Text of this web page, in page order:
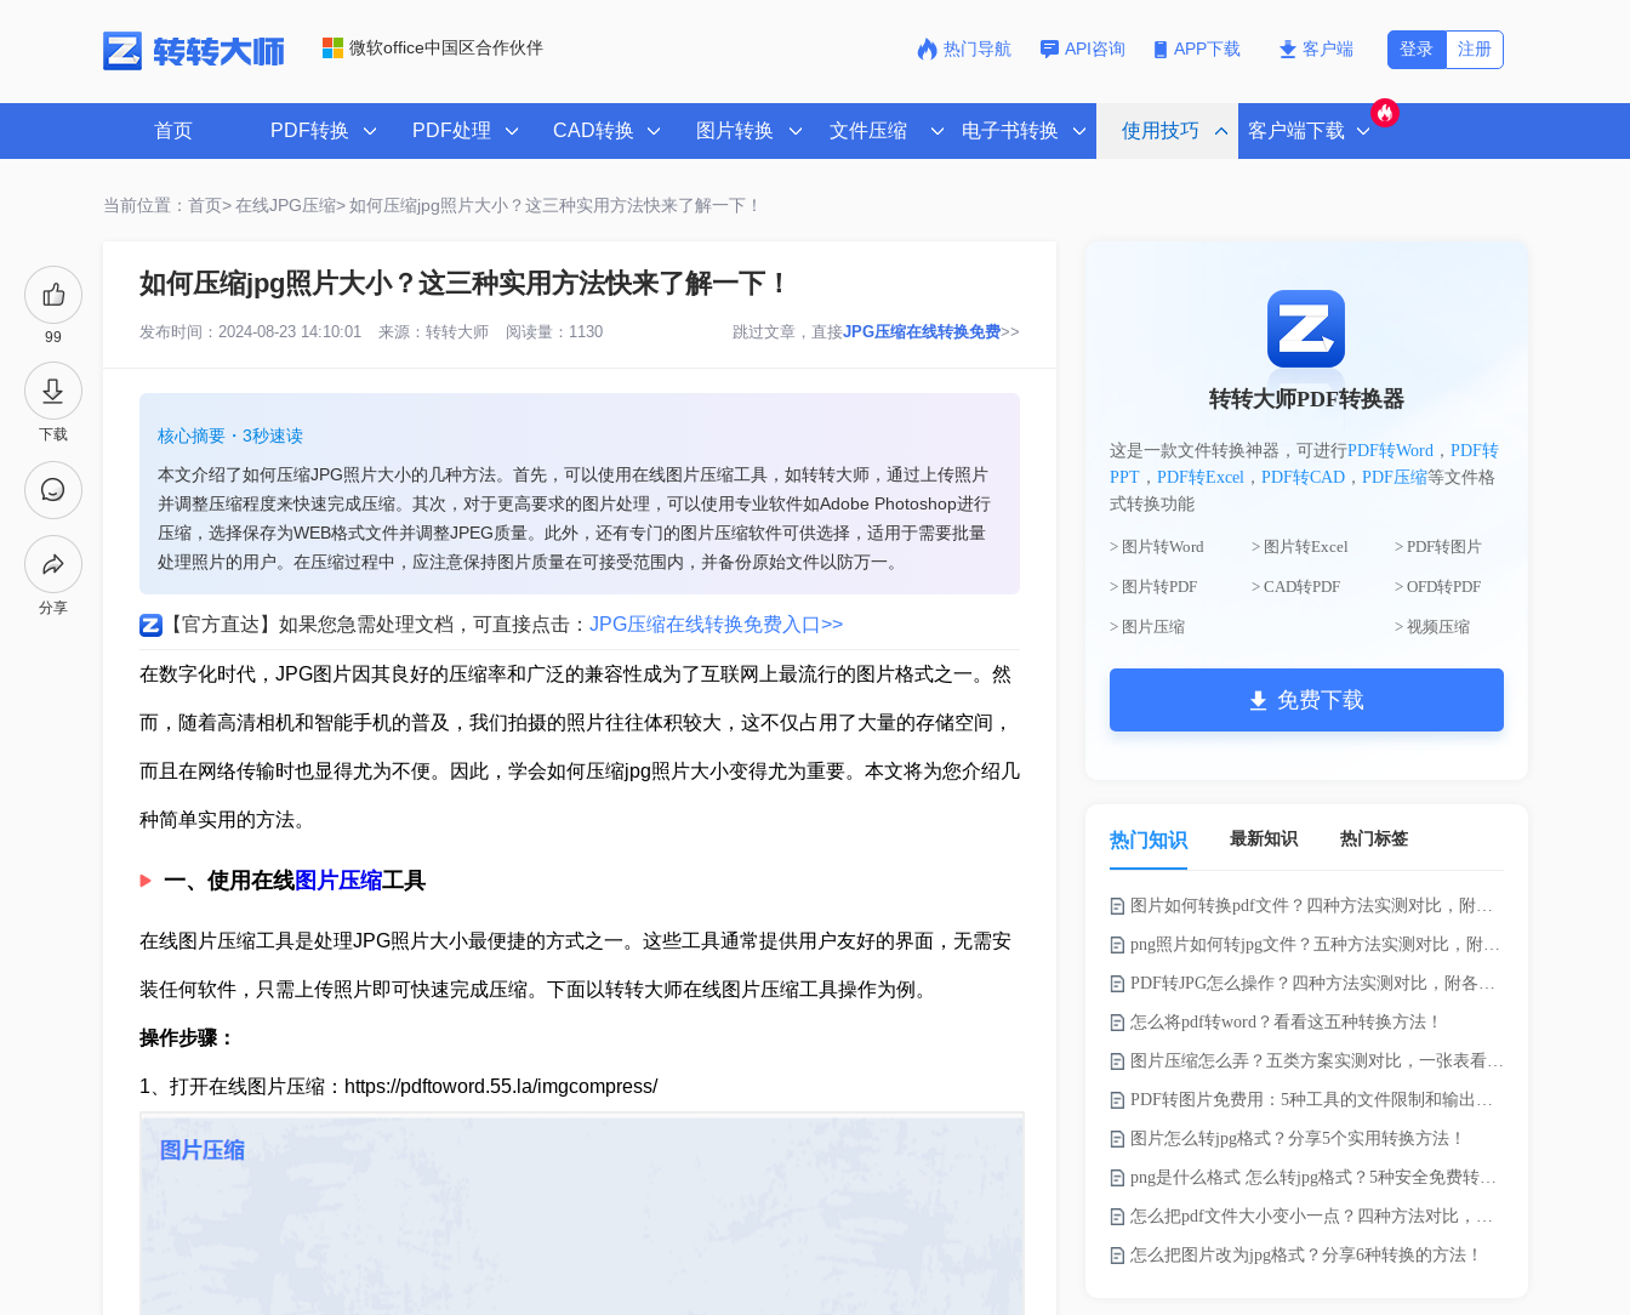
微软office中国区合作伙伴 热门导航 API咨询 APP下载 客户端 注册
登录
首页 PDF转换 PDF处理 CAD转换 图片转换 文件压缩 电子书转换 使用技巧 客户端下载
当前位置：首页> 在线JPG压缩> 如何压缩jpg照片大小？这三种实用方法快来了解一下！
99
下载
分享
如何压缩jpg照片大小？这三种实用方法快来了解一下！
发布时间：2024-08-23 14:10:01 来源： 转转大师 阅读量：1130 跳过文章，直接JPG压缩在线转换免费>>
核心摘要・3秒速读
本文介绍了如何压缩JPG照片大小的几种方法。首先，可以使用在线图片压缩工具，如转转大师，通过上传照片
并调整压缩程度来快速完成压缩。其次，对于更高要求的图片处理，可以使用专业软件如Adobe Photoshop进行
压缩，选择保存为WEB格式文件并调整JPEG质量。此外，还有专门的图片压缩软件可供选择，适用于需要批量
处理照片的用户。在压缩过程中，应注意保持图片质量在可接受范围内，并备份原始文件以防万一。
【官方直达】如果您急需处理文档，可直接点击： JPG压缩在线转换免费入口>>
在数字化时代，JPG图片因其良好的压缩率和广泛的兼容性成为了互联网上最流行的图片格式之一。然
而，随着高清相机和智能手机的普及，我们拍摄的照片往往体积较大，这不仅占用了大量的存储空间，
而且在网络传输时也显得尤为不便。因此，学会如何压缩jpg照片大小变得尤为重要。本文将为您介绍几
种简单实用的方法。
一、使用在线图片压缩工具
在线图片压缩工具是处理JPG照片大小最便捷的方式之一。这些工具通常提供用户友好的界面，无需安
装任何软件，只需上传照片即可快速完成压缩。下面以转转大师在线图片压缩工具操作为例。
操作步骤：
1、打开在线图片压缩：https://pdftoword.55.la/imgcompress/
转转大师PDF转换器
这是一款文件转换神器，可进行PDF转Word， PDF转
PPT， PDF转Excel， PDF转CAD， PDF压缩等文件格
式转换功能
> 图片转Word > 图片转Excel > PDF转图片
> 图片转PDF > CAD转PDF > OFD转PDF
> 图片压缩 > 视频压缩
免费下载
热门知识 最新知识 热门标签
图片如何转换pdf文件？四种方法实测对比，附各场景最优选！
png照片如何转jpg文件？五种方法实测对比，附各场景最优选!！
PDF转JPG怎么操作？四种方法实测对比，附各场景最优选！
怎么将pdf转word？看看这五种转换方法！
图片压缩怎么弄？五类方案实测对比，一张表看懂怎么选！
PDF转图片免费用：5种工具的文件限制和输出质量对比！
图片怎么转jpg格式？分享5个实用转换方法！
png是什么格式 怎么转jpg格式？5种安全免费转换方法全解析！
怎么把pdf文件大小变小一点？四种方法对比，一看就懂！
怎么把图片改为jpg格式？分享6种转换的方法！